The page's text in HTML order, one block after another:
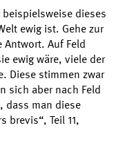
dieses
ewig ist. Gehe zur
Antwort. Auf Feld
ewig wäre, viele der
Diese stimmen zwar
sich aber nach Feld
dass man diese
brevis“, Teil 11,